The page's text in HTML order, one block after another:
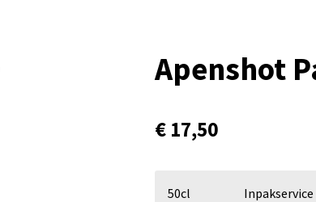
Apenshot
€ 17,50
50cl Inpakservice